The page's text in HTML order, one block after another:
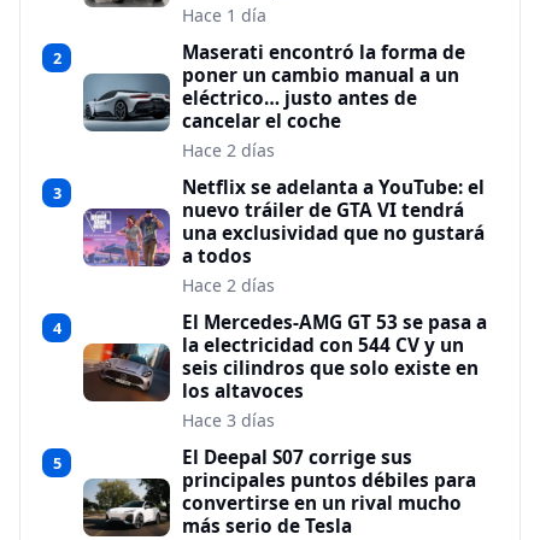
Hace 1 día
2
Maserati encontró la forma de
poner un cambio manual a un
eléctrico… justo antes de
cancelar el coche
Hace 2 días
3
Netflix se adelanta a YouTube: el
nuevo tráiler de GTA VI tendrá
una exclusividad que no gustará
a todos
Hace 2 días
4
El Mercedes-AMG GT 53 se pasa a
la electricidad con 544 CV y un
seis cilindros que solo existe en
los altavoces
Hace 3 días
5
El Deepal S07 corrige sus
principales puntos débiles para
convertirse en un rival mucho
más serio de Tesla